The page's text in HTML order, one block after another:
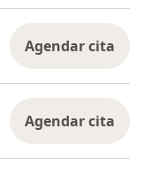
Agendar cita
Agendar cita